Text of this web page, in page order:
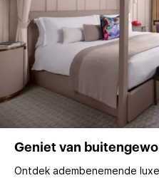
Geniet van
Ontdek adembenemende